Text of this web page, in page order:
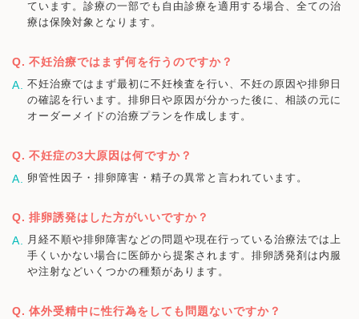
ています。診療の一部でも自由診療を適用する場合、全ての治
療は保険対象となります。
不妊治療ではまず何を行うのですか？
不妊治療ではまず最初に不妊検査を行い、不妊の原因や排卵日
の確認を行います。排卵日や原因が分かった後に、相談の元に
オーダーメイドの治療プランを作成します。
不妊症の3大原因は何ですか？
卵管性因子・排卵障害・精子の異常と言われています。
排卵誘発はした方がいいですか？
月経不順や排卵障害などの問題や現在行っている治療法では上
手くいかない場合に医師から提案されます。排卵誘発剤は内服
や注射などいくつかの種類があります。
体外受精中に性行為をしても問題ないですか？